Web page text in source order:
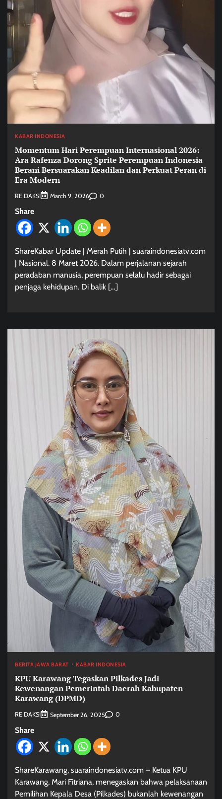
KABAR INDONESIA
Momentum Hari Perempuan Internasional 2026:
Ara Rafenza Dorong Sprite Perempuan Indonesia
Berani Bersuarakan Keadilan dan Perkuat Peran di
Era Modern
RE DAKSI March 9, 2026 0
Share
ShareKabar Update | Merah Putih | suaraindonesiatv.com
| Nasional. 8 Maret 2026. Dalam perjalanan sejarah
peradaban manusia, perempuan selalu hadir sebagai
penjaga kehidupan. Di balik […]
BERITA JAWA BARAT KABAR INDONESIA
KPU Karawang Tegaskan Pilkades Jadi
Kewenangan Pemerintah Daerah Kabupaten
Karawang (DPMD)
RE DAKSI September 26, 2025 0
Share
ShareKarawang, suaraindonesiatv.com – Ketua KPU
Karawang, Mari Fitriana, menegaskan bahwa pelaksanaan
Pemilihan Kepala Desa (Pilkades) bukanlah kewenangan